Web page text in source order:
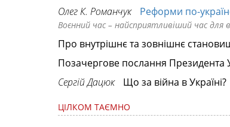
Олег К. Романчук Реформи по-
Воєнний час – найсприятливіший час для
Про внутрішнє та зовнішнє
Позачергове послання Президента
Сергій Дацюк
Що за війна в Україні?
ЦІЛКОМ ТАЄМНО